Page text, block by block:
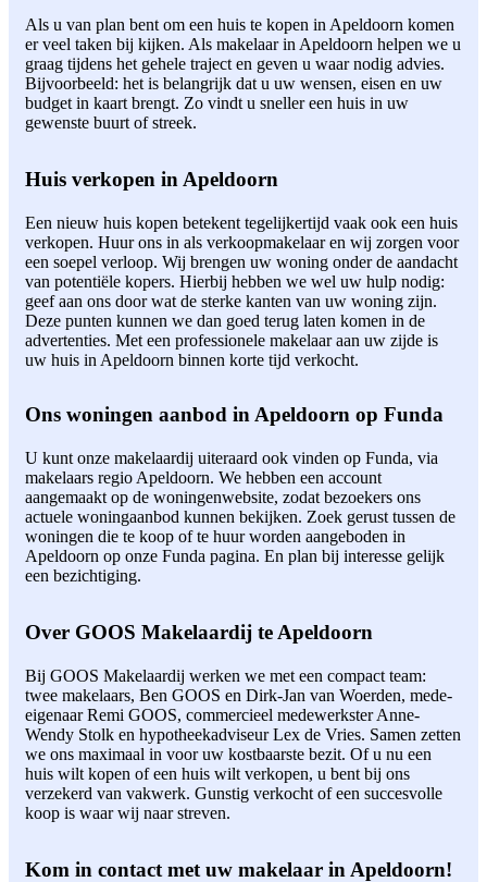
Als u van plan bent om een huis te kopen in Apeldoorn komen
er veel taken bij kijken. Als makelaar in Apeldoorn helpen we u
graag tijdens het gehele traject en geven u waar nodig advies.
Bijvoorbeeld: het is belangrijk dat u uw wensen, eisen en uw
budget in kaart brengt. Zo vindt u sneller een huis in uw
gewenste buurt of streek.
Huis verkopen in Apeldoorn
Een nieuw huis kopen betekent tegelijkertijd vaak ook een huis
verkopen. Huur ons in als verkoopmakelaar en wij zorgen voor
een soepel verloop. Wij brengen uw woning onder de aandacht
van potentiële kopers. Hierbij hebben we wel uw hulp nodig:
geef aan ons door wat de sterke kanten van uw woning zijn.
Deze punten kunnen we dan goed terug laten komen in de
advertenties. Met een professionele makelaar aan uw zijde is
uw huis in Apeldoorn binnen korte tijd verkocht.
Ons woningen aanbod in Apeldoorn op Funda
U kunt onze makelaardij uiteraard ook vinden op Funda, via
makelaars regio Apeldoorn. We hebben een account
aangemaakt op de woningenwebsite, zodat bezoekers ons
actuele woningaanbod kunnen bekijken. Zoek gerust tussen de
woningen die te koop of te huur worden aangeboden in
Apeldoorn op onze Funda pagina. En plan bij interesse gelijk
een bezichtiging.
Over GOOS Makelaardij te Apeldoorn
Bij GOOS Makelaardij werken we met een compact team:
twee makelaars, Ben GOOS en Dirk-Jan van Woerden, mede-
eigenaar Remi GOOS, commercieel medewerkster Anne-
Wendy Stolk en hypotheekadviseur Lex de Vries. Samen zetten
we ons maximaal in voor uw kostbaarste bezit. Of u nu een
huis wilt kopen of een huis wilt verkopen, u bent bij ons
verzekerd van vakwerk. Gunstig verkocht of een succesvolle
koop is waar wij naar streven.
Kom in contact met uw makelaar in Apeldoorn!